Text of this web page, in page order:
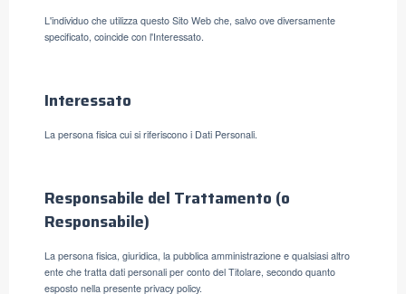
L'individuo che utilizza questo Sito Web che, salvo ove diversamente
specificato, coincide con l'Interessato.
Interessato
La persona fisica cui si riferiscono i Dati Personali.
Responsabile del Trattamento (o
Responsabile)
La persona fisica, giuridica, la pubblica amministrazione e qualsiasi altro
ente che tratta dati personali per conto del Titolare, secondo quanto
esposto nella presente privacy policy.